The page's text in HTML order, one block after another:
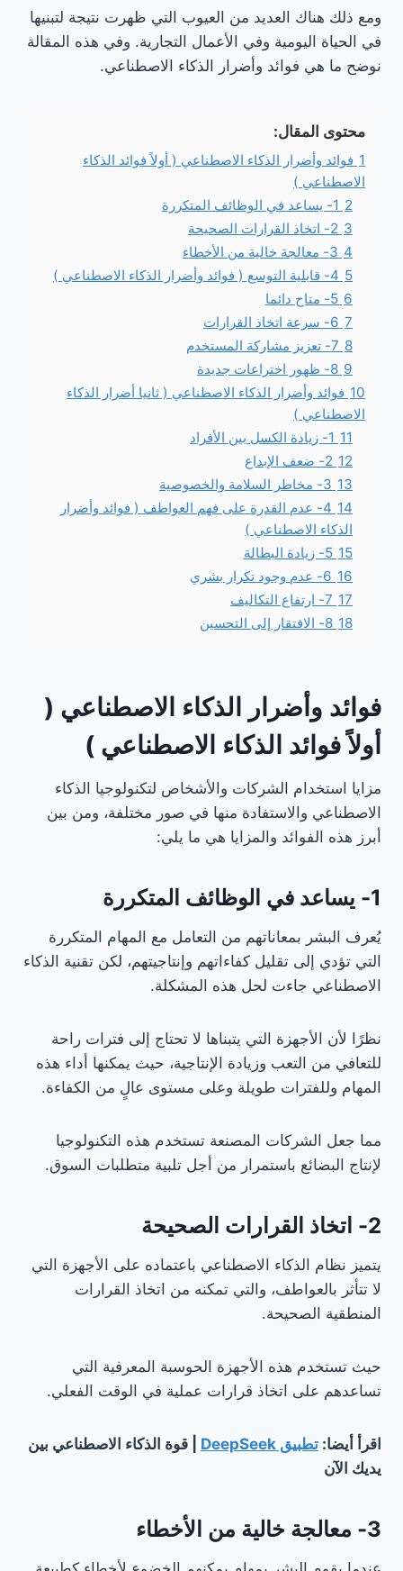
ومع ذلك هناك العديد من العيوب التي ظهرت نتيجة لتبنيها
في الحياة اليومية وفي الأعمال التجارية. وفي هذه المقالة
نوضح ما هي فوائد وأضرار الذكاء الاصطناعي.
محتوى المقال:
1 فوائد وأضرار الذكاء الاصطناعي ( أولاً فوائد الذكاء
الاصطناعي )
2 1- يساعد في الوظائف المتكررة
3 2- اتخاذ القرارات الصحيحة
4 3- معالجة خالية من الأخطاء
5 4- قابلية التوسع ( فوائد وأضرار الذكاء الاصطناعي )
6 5- متاح دائما
7 6- سرعة اتخاذ القرارات
8 7- تعزيز مشاركة المستخدم
9 8- ظهور اختراعات جديدة
10 فوائد وأضرار الذكاء الاصطناعي ( ثانيا أضرار الذكاء
الاصطناعي )
11 1- زيادة الكسل بين الأفراد
12 2- ضعف الإبداع
13 3- مخاطر السلامة والخصوصية
14
4- عدم القدرة على فهم العواطف ( فوائد وأضرار
الذكاء الاصطناعي )
15 5- زيادة البطالة
16 6- عدم وجود تكرار بشري
17 7- ارتفاع التكاليف
18 8- الافتقار إلى التحسين
فوائد وأضرار الذكاء الاصطناعي (
أولاً فوائد الذكاء الاصطناعي )
مزايا استخدام الشركات والأشخاص لتكنولوجيا الذكاء
الاصطناعي والاستفادة منها في صور مختلفة، ومن بين
أبرز هذه الفوائد والمزايا هي ما يلي:
1- يساعد في الوظائف المتكررة
يُعرف البشر بمعاناتهم من التعامل مع المهام المتكررة
التي تؤدي إلى تقليل كفاءاتهم وإنتاجيتهم، لكن تقنية الذكاء
الاصطناعي جاءت لحل هذه المشكلة.
نظرًا لأن الأجهزة التي يتبناها لا تحتاج إلى فترات راحة
للتعافي من التعب وزيادة الإنتاجية، حيث يمكنها أداء هذه
المهام وللفترات طويلة وعلى مستوى عالٍ من الكفاءة.
مما جعل الشركات المصنعة تستخدم هذه التكنولوجيا
لإنتاج البضائع باستمرار من أجل تلبية متطلبات السوق.
2- اتخاذ القرارات الصحيحة
يتميز نظام الذكاء الاصطناعي باعتماده على الأجهزة التي
لا تتأثر بالعواطف، والتي تمكنه من اتخاذ القرارات
المنطقية الصحيحة.
حيث تستخدم هذه الأجهزة الحوسبة المعرفية التي
تساعدهم على اتخاذ قرارات عملية في الوقت الفعلي.
اقرأ أيضا: تطبيق DeepSeek
| قوة الذكاء الاصطناعي بين
يديك الآن
3- معالجة خالية من الأخطاء